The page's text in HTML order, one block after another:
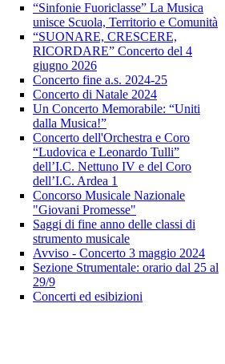
“Sinfonie Fuoriclasse” La Musica
unisce Scuola, Territorio e Comunità
“SUONARE, CRESCERE,
RICORDARE” Concerto del 4
giugno 2026
Concerto fine a.s. 2024-25
Concerto di Natale 2024
Un Concerto Memorabile: “Uniti
dalla Musica!”
Concerto dell'Orchestra e Coro
“Ludovica e Leonardo Tulli”
dell’I.C. Nettuno IV e del Coro
dell’I.C. Ardea 1
Concorso Musicale Nazionale
"Giovani Promesse"
Saggi di fine anno delle classi di
strumento musicale
Avviso - Concerto 3 maggio 2024
Sezione Strumentale: orario dal 25 al
29/9
Concerti ed esibizioni